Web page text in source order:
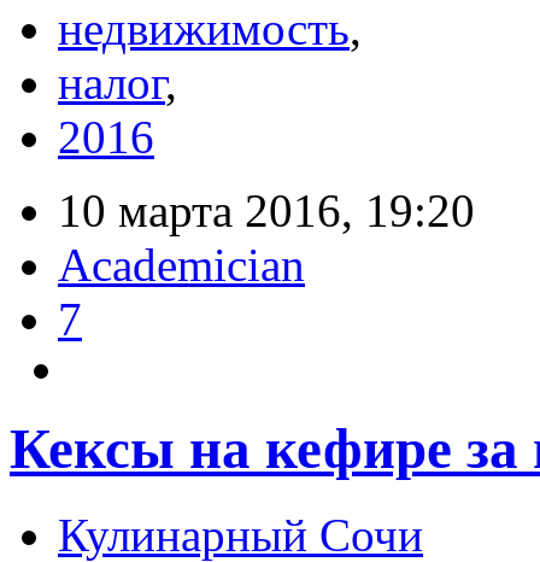
недвижимость,
налог,
2016
10 марта 2016, 19:20
Academician
7
Кексы на кефире за
Кулинарный Сочи